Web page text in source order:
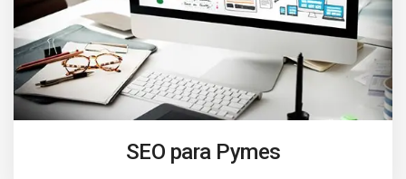
SEO para Pymes